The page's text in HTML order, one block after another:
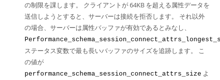
の制限を課します。 クライアントが 64KB を超える属性データを
送信しようとすると、サーバーは接続を拒否します。 それ以外
の場合、サーバーは属性バッファが有効であるとみなし、
ステータス変数で最も長いバッファのサイズを追跡します。 こ
の値が
performance_schema_session_connect_attrs_size よ